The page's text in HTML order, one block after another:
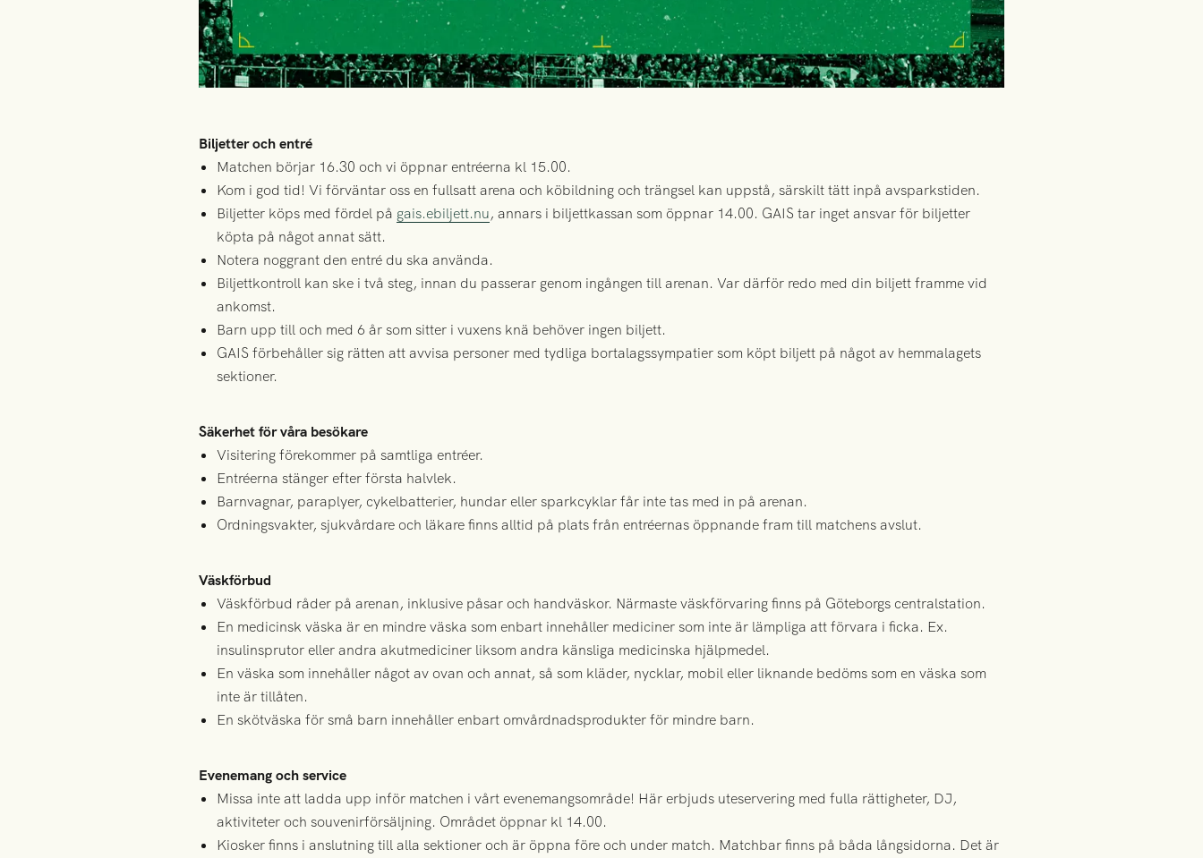
Biljetter och entré
Matchen börjar 16.30 och vi öppnar entréerna kl 15.00.
Kom i god tid! Vi förväntar oss en fullsatt arena och köbildning och trängsel kan uppstå, särskilt tätt inpå avsparkstiden.
Biljetter köps med fördel på gais.ebiljett.nu, annars i biljettkassan som öppnar 14.00. GAIS tar inget ansvar för biljetter
köpta på något annat sätt.
Notera noggrant den entré du ska använda.
Biljettkontroll kan ske i två steg, innan du passerar genom ingången till arenan. Var därför redo med din biljett framme vid
ankomst.
Barn upp till och med 6 år som sitter i vuxens knä behöver ingen biljett.
GAIS förbehåller sig rätten att avvisa personer med tydliga bortalagssympatier som köpt biljett på något av hemmalagets
sektioner.
Säkerhet för våra besökare
Visitering förekommer på samtliga entréer.
Entréerna stänger efter första halvlek.
Barnvagnar, paraplyer, cykelbatterier, hundar eller sparkcyklar får inte tas med in på arenan.
Ordningsvakter, sjukvårdare och läkare finns alltid på plats från entréernas öppnande fram till matchens avslut.
Väskförbud
Väskförbud råder på arenan, inklusive påsar och handväskor. Närmaste väskförvaring finns på Göteborgs centralstation.
En medicinsk väska är en mindre väska som enbart innehåller mediciner som inte är lämpliga att förvara i ficka. Ex.
insulinsprutor eller andra akutmediciner liksom andra känsliga medicinska hjälpmedel.
En väska som innehåller något av ovan och annat, så som kläder, nycklar, mobil eller liknande bedöms som en väska som
inte är tillåten.
En skötväska för små barn innehåller enbart omvårdnadsprodukter för mindre barn.
Evenemang och service
Missa inte att ladda upp inför matchen i vårt evenemangsområde! Här erbjuds uteservering med fulla rättigheter, DJ,
aktiviteter och souvenirförsäljning. Området öppnar kl 14.00.
Kioskerfinns i anslutning till alla sektioner och är öppna före och under match. Matchbar finns på båda långsidorna. Det är